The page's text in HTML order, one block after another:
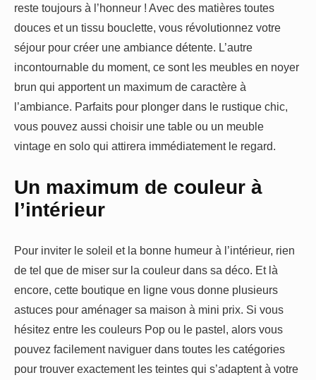
reste toujours à l’honneur ! Avec des matières toutes
douces et un tissu bouclette, vous révolutionnez votre
séjour pour créer une ambiance détente. L’autre
incontournable du moment, ce sont les meubles en noyer
brun qui apportent un maximum de caractère à
l’ambiance. Parfaits pour plonger dans le rustique chic,
vous pouvez aussi choisir une table ou un meuble
vintage en solo qui attirera immédiatement le regard.
Un maximum de couleur à
l’intérieur
Pour inviter le soleil et la bonne humeur à l’intérieur, rien
de tel que de miser sur la couleur dans sa déco. Et là
encore, cette boutique en ligne vous donne plusieurs
astuces pour aménager sa maison à mini prix. Si vous
hésitez entre les couleurs Pop ou le pastel, alors vous
pouvez facilement naviguer dans toutes les catégories
pour trouver exactement les teintes qui s’adaptent à votre